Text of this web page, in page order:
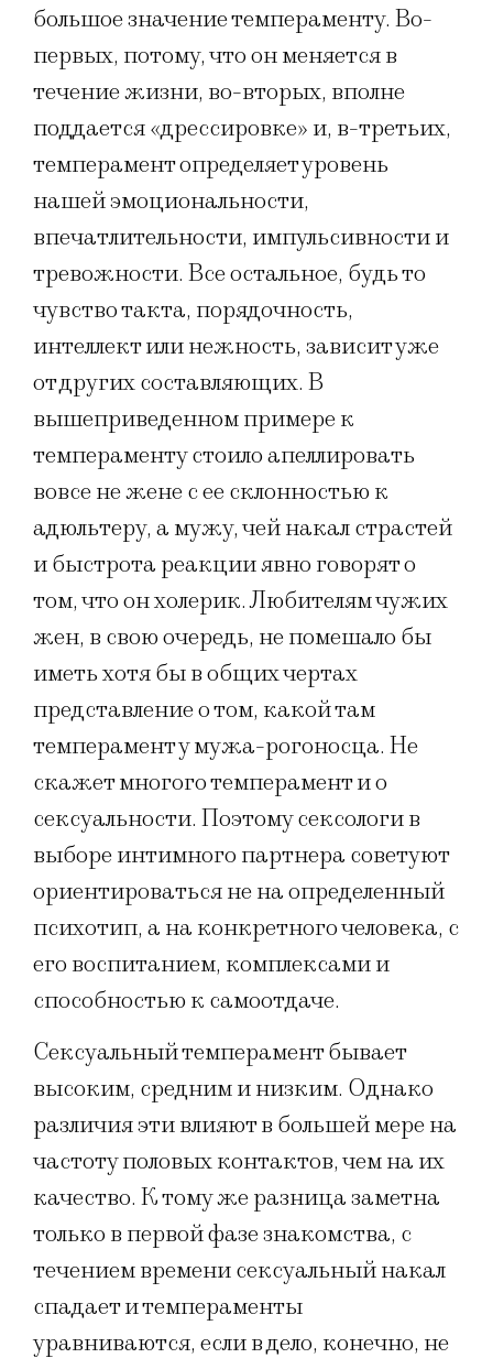
большое значение темпераменту. Во-
первых, потому, что он меняется в
течение жизни, во-вторых, вполне
поддается «дрессировке» и, в-третьих,
темперамент определяет уровень
нашей эмоциональности,
впечатлительности, импульсивности и
тревожности. Все остальное, будь то
чувство такта, порядочность,
интеллект или нежность, зависит уже
от других составляющих. В
вышеприведенном примере к
темпераменту стоило апеллировать
вовсе не жене с ее склонностью к
адюльтеру, а мужу, чей накал страстей
и быстрота реакции явно говорят о
том, что он холерик. Любителям чужих
жен, в свою очередь, не помешало бы
иметь хотя бы в общих чертах
представление о том, какой там
темперамент у мужа-рогоносца. Не
скажет многого темперамент и о
сексуальности. Поэтому сексологи в
выборе интимного партнера советуют
ориентироваться не на определенный
психотип, а на конкретного человека, с
его воспитанием, комплексами и
способностью к самоотдаче.
Сексуальный темперамент бывает
высоким, средним и низким. Однако
различия эти влияют в большей мере на
частоту половых контактов, чем на их
качество. К тому же разница заметна
только в первой фазе знакомства, с
течением времени сексуальный накал
спадает и темпераменты
уравниваются, если в дело, конечно, не